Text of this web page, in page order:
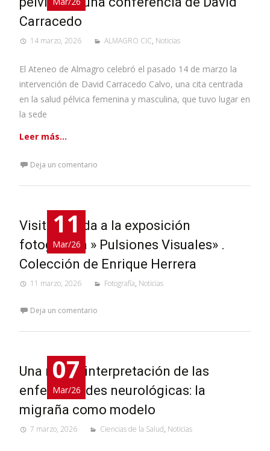
Carracedo
14 marzo, 2026 ALMAGRO CIC, Noticias
El Ateneo de Almagro celebró el pasado 14 de marzo la
intervención de David Carracedo Calvo, una cita centrada
en la salud pélvica femenina y masculina, que tuvo lugar en
la sede
Leer más…
Deja un comentario
11
Mar/26
Visita guiada a la exposición
fotográfica » Pulsiones Visuales» .
Colección de Enrique Herrera
11 marzo, 2026 Fotografía, Noticias
Deja un comentario
07
Mar/26
Una nueva interpretación de las
enfermedades neurológicas: la
migraña como modelo
7 marzo, 2026 Ciencias de la Salud, Noticias